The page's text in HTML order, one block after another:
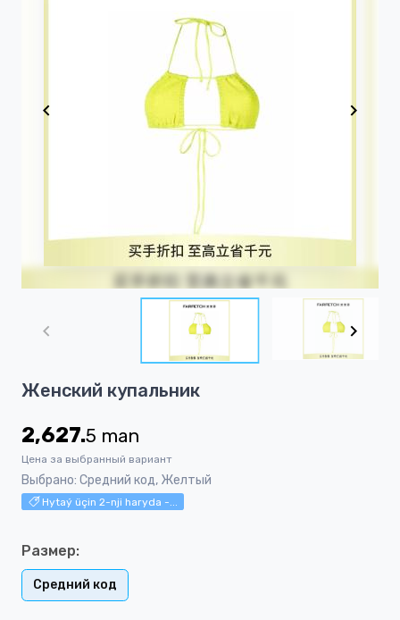
1
2
Женский купальник
2,627.5 man
Цена за выбранный вариант
Выбрано: Средний код, Желтый
Hytaý üçin 2-nji haryda -...
Размер:
Средний код